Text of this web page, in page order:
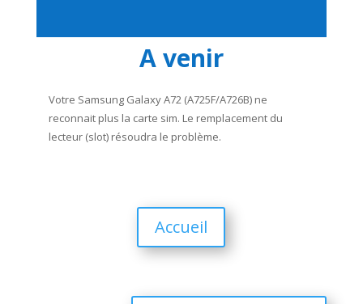
A venir
Votre Samsung Galaxy A72 (A725F/A726B) ne
reconnait plus la carte sim. Le remplacement du
lecteur (slot) résoudra le problème.
Accueil